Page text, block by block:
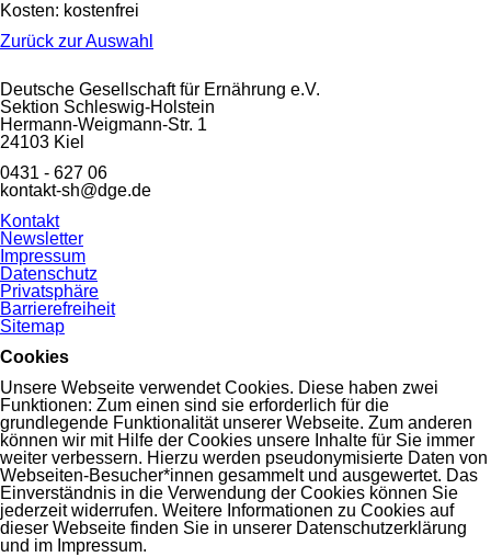
Kosten: kostenfrei
Zurück zur Auswahl
Deutsche Gesellschaft für Ernährung e.V.
Sektion Schleswig-Holstein
Hermann-Weigmann-Str. 1
24103 Kiel
0431 - 627 06
kontakt-sh@dge.de
Navigation
überspringen
Kontakt
Newsletter
Impressum
Datenschutz
Privatsphäre
Barrierefreiheit
Sitemap
Cookies
Unsere Webseite verwendet Cookies. Diese haben zwei
Funktionen: Zum einen sind sie erforderlich für die
grundlegende Funktionalität unserer Webseite. Zum anderen
können wir mit Hilfe der Cookies unsere Inhalte für Sie immer
weiter verbessern. Hierzu werden pseudonymisierte Daten von
Webseiten-Besucher*innen gesammelt und ausgewertet. Das
Einverständnis in die Verwendung der Cookies können Sie
jederzeit widerrufen. Weitere Informationen zu Cookies auf
dieser Webseite finden Sie in unserer Datenschutzerklärung
und im Impressum.